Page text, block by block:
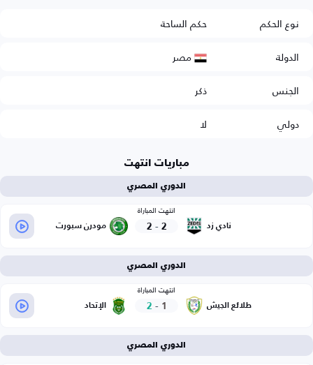
نوع الحكم
حكم الساحة
الدولة
مصر
الجنس
ذكر
دولي
لا
مباريات انتهت
الدوري المصري
نادي زد
انتهت المباراة
2
-
2 مودرن سبورت
الدوري المصري
طلائع الجيش
انتهت المباراة
1
-
2 الإتحاد
الدوري المصري